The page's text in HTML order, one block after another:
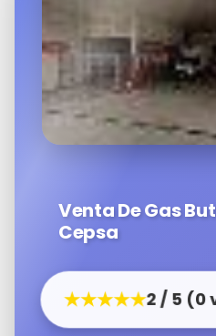
Venta De Gas Butano Y Propano
Cepsa
★★★★★2 / 5 (0